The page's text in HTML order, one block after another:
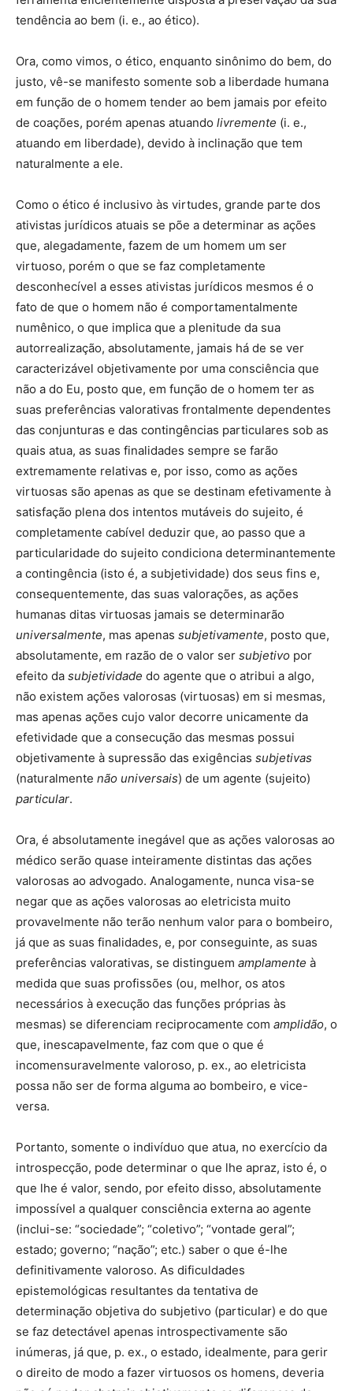
tendência ao bem (i. e., ao ético).
Ora, como vimos, o ético, enquanto sinônimo do bem, do
justo, vê-se manifesto somente sob a liberdade humana
em função de o homem tender ao bem jamais por efeito
de coações, porém apenas atuando livremente (i. e.,
atuando em liberdade), devido à inclinação que tem
naturalmente a ele.
Como o ético é inclusivo às virtudes, grande parte dos
ativistas jurídicos atuais se põe a determinar as ações
que, alegadamente, fazem de um homem um ser
virtuoso, porém o que se faz completamente
desconhecível a esses ativistas jurídicos mesmos é o
fato de que o homem não é comportamentalmente
numênico, o que implica que a plenitude da sua
autorrealização, absolutamente, jamais há de se ver
caracterizável objetivamente por uma consciência que
não a do Eu, posto que, em função de o homem ter as
suas preferências valorativas frontalmente dependentes
das conjunturas e das contingências particulares sob as
quais atua, as suas finalidades sempre se farão
extremamente relativas e, por isso, como as ações
virtuosas são apenas as que se destinam efetivamente à
satisfação plena dos intentos mutáveis do sujeito, é
completamente cabível deduzir que, ao passo que a
particularidade do sujeito condiciona determinantemente
a contingência (isto é, a subjetividade) dos seus fins e,
consequentemente, das suas valorações, as ações
humanas ditas virtuosas jamais se determinarão
universalmente, mas apenas subjetivamente, posto que,
absolutamente, em razão de o valor ser subjetivo por
efeito da subjetividade do agente que o atribui a algo,
não existem ações valorosas (virtuosas) em si mesmas,
mas apenas ações cujo valor decorre unicamente da
efetividade que a consecução das mesmas possui
objetivamente à supressão das exigências subjetivas
(naturalmente não universais) de um agente (sujeito)
particular.
Ora, é absolutamente inegável que as ações valorosas ao
médico serão quase inteiramente distintas das ações
valorosas ao advogado. Analogamente, nunca visa-se
negar que as ações valorosas ao eletricista muito
provavelmente não terão nenhum valor para o bombeiro,
já que as suas finalidades, e, por conseguinte, as suas
preferências valorativas, se distinguem amplamente à
medida que suas profissões (ou, melhor, os atos
necessários à execução das funções próprias às
mesmas) se diferenciam reciprocamente com amplidão, o
que, inescapavelmente, faz com que o que é
incomensuravelmente valoroso, p. ex., ao eletricista
possa não ser de forma alguma ao bombeiro, e vice-
versa.
Portanto, somente o indivíduo que atua, no exercício da
introspecção, pode determinar o que lhe apraz, isto é, o
que lhe é valor, sendo, por efeito disso, absolutamente
impossível a qualquer consciência externa ao agente
(inclui-se: “sociedade”; “coletivo”; “vontade geral”;
estado; governo; “nação”; etc.) saber o que é-lhe
definitivamente valoroso. As dificuldades
epistemológicas resultantes da tentativa de
determinação objetiva do subjetivo (particular) e do que
se faz detectável apenas introspectivamente são
inúmeras, já que, p. ex., o estado, idealmente, para gerir
o direito de modo a fazer virtuosos os homens, deveria